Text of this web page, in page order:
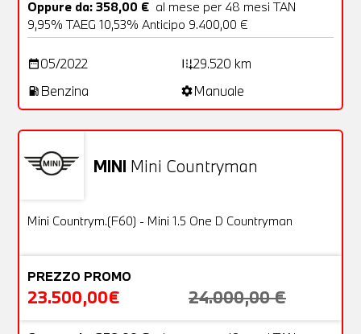
Oppure da: 358,00 € al mese per 48 mesi TAN
9,95% TAEG 10,53% Anticipo 9.400,00 €
date_range05/2022 add_road29.520 km
local_gas_station Benzina settingsManuale
MINI Mini Countryman
OFFERTA
Mini Countrym.(F60) - Mini 1.5 One D Countryman
PREZZO PROMO
23.500,00€ 24.000,00 €